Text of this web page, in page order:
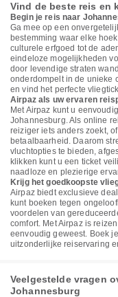
Vind de beste reis en
Begin je reis naar
Ga mee op een
bestemming waar elke
culturele erfgoed tot de
eindeloze mogelijkheden
door levendige straten
onderdompelt in de unieke
en vind het perfecte
Airpaz als uw ervaren
Met Airpaz kunt u
Johannesburg. Als online
reiziger iets anders zoekt,
betaalbaarheid. Daarom
vluchtopties te bieden,
klikken kunt u een ticket
naadloze en plezierige
Krijg het goedkoopste
Airpaz biedt exclusieve
kunt boeken tegen
voordelen van
comfort. Met Airpaz is
eenvoudig geweest. Boek
uitzonderlijke reiservaring
Veelgestelde vragen
Johannesburg